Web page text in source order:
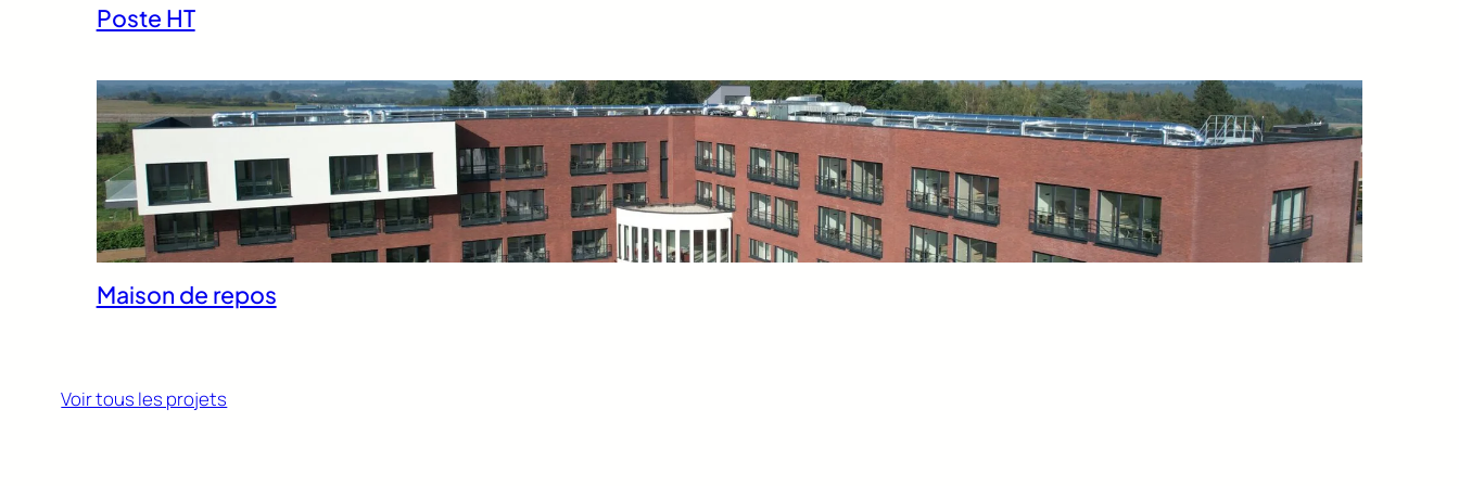
Poste HT
Maison de repos
Voir tous les projets